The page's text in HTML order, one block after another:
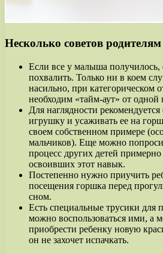
Несколько советов родителям
Если все у малыша получилось,
похвалить. Только ни в коем
насильно, при категорическом
необходим «тайм-аут» от одной
Для наглядности
игрушку и усаживать ее на
своем собственном примере
мальчиков). Еще можно
процесс других детей примерно
освоивших этот навык.
Постепенно нужно приучить
посещения горшка перед
сном.
Есть специальные трусики для
можно воспользоваться ими, а
приобрести ребенку новую
он не захочет испачкать.